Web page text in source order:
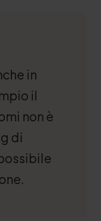
in
il
non è
di